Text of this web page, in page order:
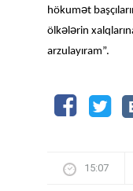
hökumət
ölkələrin
arzulayıram”.
15:07